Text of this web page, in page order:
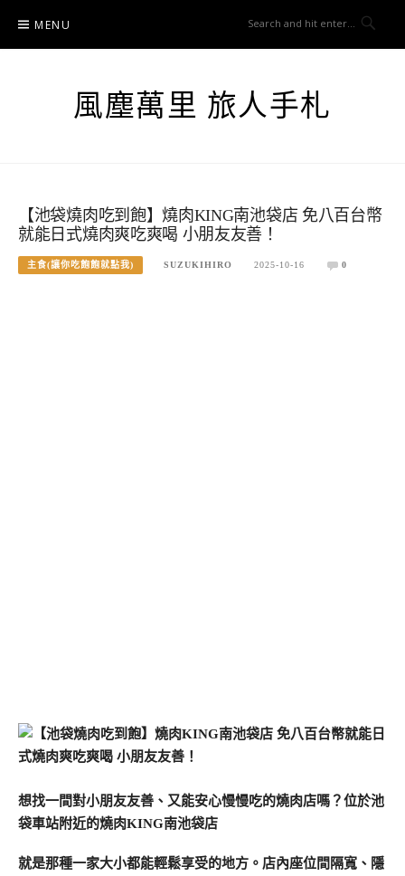
content
MENU
風塵萬里 旅人手札
【池袋燒肉吃到飽】燒肉KING南池袋店 免八百台幣
就能日式燒肉爽吃爽喝 小朋友友善！
主食(讓你吃飽飽就點我) SUZUKIHIRO 2025-10-16 0
想找一間對小朋友友善、又能安心慢慢吃的燒肉店嗎？位於池
袋車站附近的燒肉KING南池袋店
就是那種一家大小都能輕鬆享受的地方。店內座位間隔寬、隱